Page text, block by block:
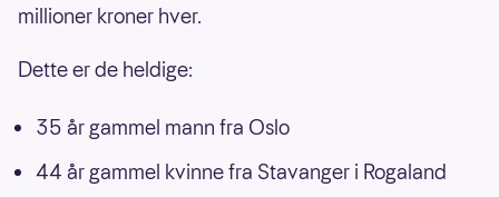
millioner kroner hver.
Dette er de heldige:
35 år gammel mann fra Oslo
44 år gammel kvinne fra Stavanger i Rogaland